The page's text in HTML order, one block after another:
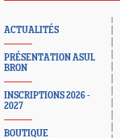
ACTUALITÉS
PRÉSENTATION ASUL
BRON
INSCRIPTIONS 2026 -
2027
BOUTIQUE